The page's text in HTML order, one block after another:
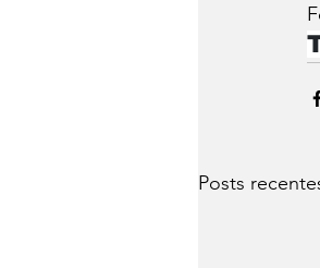
Posts